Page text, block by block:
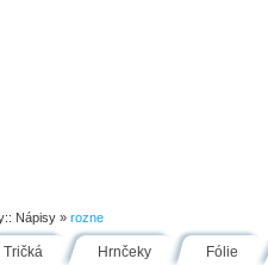
Nápisy » rozne
Tričká Hrnčeky Fólie